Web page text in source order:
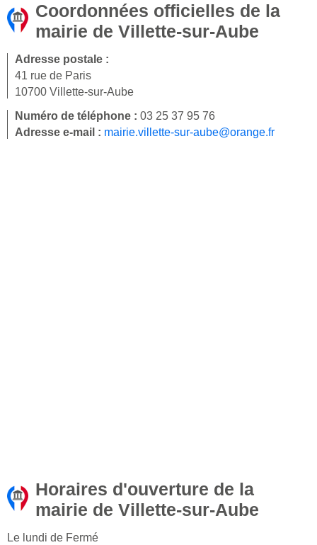
Coordonnées officielles de la
mairie de Villette-sur-Aube
Adresse postale :
41 rue de Paris
10700 Villette-sur-Aube
Numéro de téléphone : 03 25 37 95 76
Adresse e-mail : mairie.villette-sur-aube@orange.fr
Horaires d'ouverture de la
mairie de Villette-sur-Aube
Le lundi de Fermé